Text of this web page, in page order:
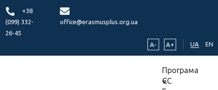
+38
(099) 332-
26-45
office@erasmusplus.org.ua
A- A+ UA EN
Програма
ЄС